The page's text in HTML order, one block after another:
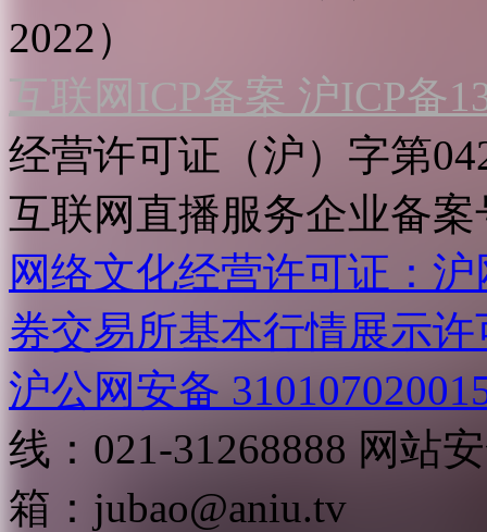
2022）
互联网ICP备案 沪ICP备
经营许可证（沪）字第
互联网直播服务企业备案
网络文化经营许可证：
券交易所基本行情展示许
沪公网安备
线：021-31268888 网站
箱： jubao@aniu.tv